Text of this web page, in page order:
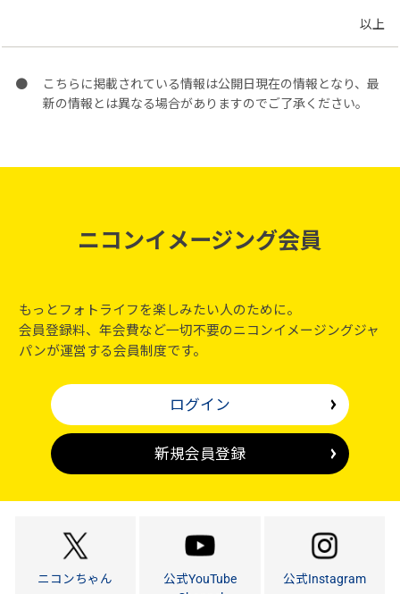
以上
こちらに掲載されている情報は公開日現在の情報となり、最
新の情報とは異なる場合がありますのでご了承ください。
ニコンイメージング会員
もっとフォトライフを楽しみたい人のために。
会員登録料、年会費など一切不要のニコンイメージングジャ
パンが運営する会員制度です。
ログイン
新規会員登録
ニコンちゃん
公式YouTube
公式Instagram